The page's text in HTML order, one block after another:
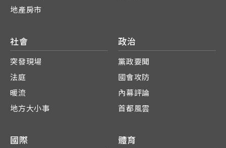
地產房市
社會
突發現場
法庭
暖流
地方大小事
政治
黨政要聞
國會攻防
內幕評論
首都風雲
國際 體育